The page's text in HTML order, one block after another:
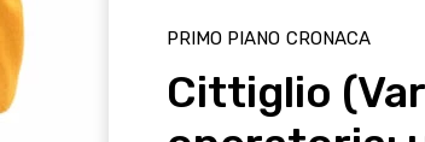
PRIMO PIANO CRONACA
Cittiglio